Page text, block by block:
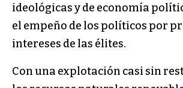
ideológicas y de economía
el empeño de los políticos por
intereses de las élites.
Con una explotación casi sin